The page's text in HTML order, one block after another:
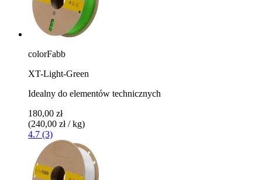
colorFabb
XT-Light-Green
Idealny do elementów technicznych
180,00 zł
(240,00 zł / kg)
4.7 (3)